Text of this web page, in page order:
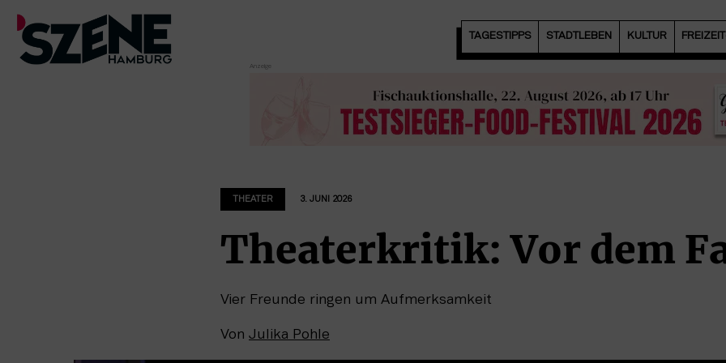
Zum
TAGESTIPPS STADTLEBEN KULTUR
THEATER 3. JUNI 2026
Theaterkritik: Vor dem
Vier Freunde ringen um Aufmerksamkeit
Von Julika Pohle